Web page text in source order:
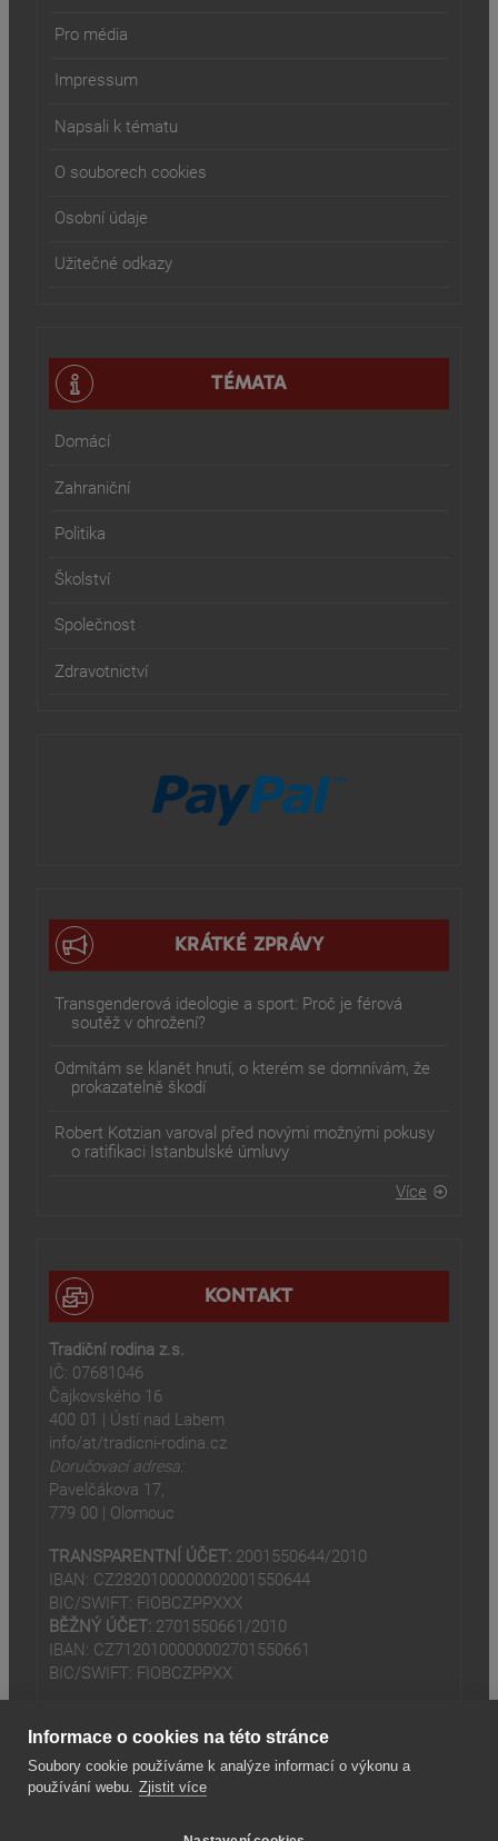
Pro média
Impressum
Napsali k tématu
O souborech cookies
Osobní údaje
Užitečné odkazy
TÉMATA
Domácí
Zahraniční
Politika
Školství
Společnost
Zdravotnictví
KRÁTKÉ ZPRÁVY
Transgenderová ideologie a sport: Proč je férová
soutěž v ohrožení?
Odmítám se klanět hnutí, o kterém se domnívám, že
prokazatelně škodí
Robert Kotzian varoval před novými možnými pokusy
o ratifikaci Istanbulské úmluvy
Více
KONTAKT
Tradiční rodina z.s.
IČ: 07681046
Čajkovského 16
400 01 | Ústí nad Labem
info/at/tradicni-rodina.cz
Doručovací adresa:
Pavelčákova 17,
779 00 | Olomouc
TRANSPARENTNÍ ÚČET: 2001550644/2010
IBAN: CZ2820100000002001550644
BIC/SWIFT: FIOBCZPPXXX
BĚŽNÝ ÚČET: 2701550661/2010
IBAN: CZ7120100000002701550661
BIC/SWIFT: FIOBCZPPXX
Informace o cookies na této stránce
Soubory cookie používáme k analýze informací o výkonu a
používání webu. Zjistit více